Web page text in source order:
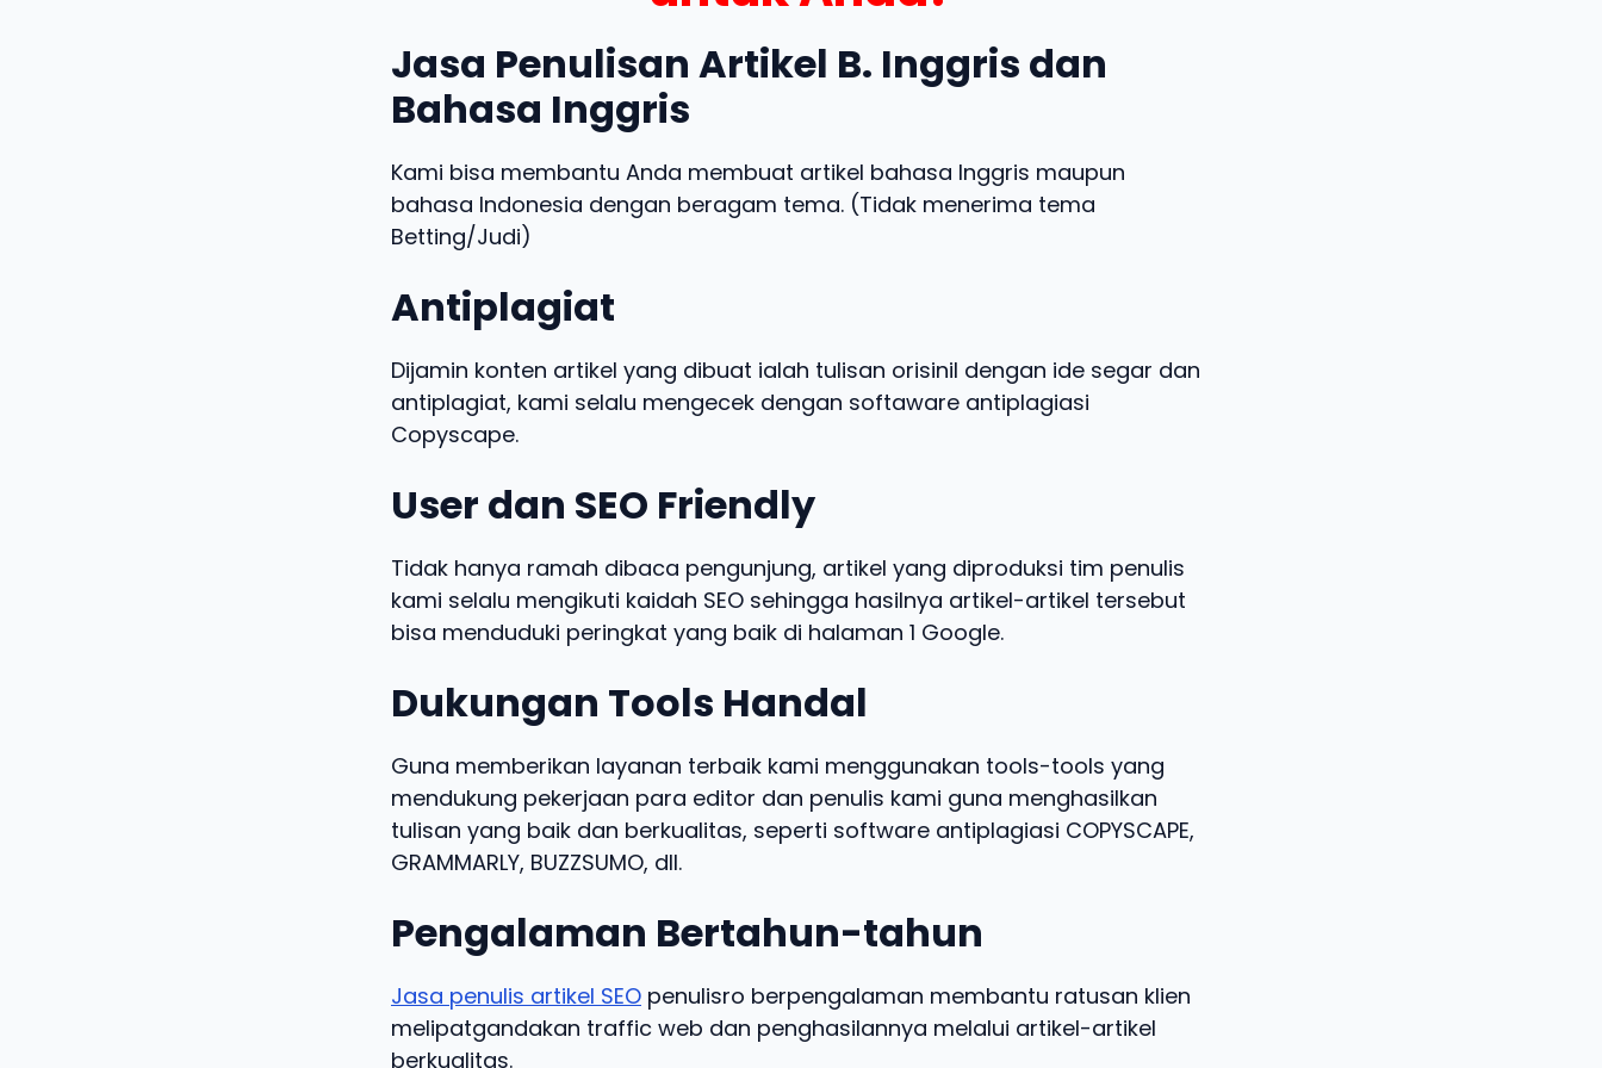
Jasa Penulisan Artikel B. Inggris dan
Bahasa Inggris
Kami bisa membantu Anda membuat artikel bahasa Inggris maupun
bahasa Indonesia dengan beragam tema. (Tidak menerima tema
Betting/Judi)
Antiplagiat
Dijamin konten artikel yang dibuat ialah tulisan orisinil dengan ide segar dan
antiplagiat, kami selalu mengecek dengan softaware antiplagiasi
Copyscape.
User dan SEO Friendly
Tidak hanya ramah dibaca pengunjung, artikel yang diproduksi tim penulis
kami selalu mengikuti kaidah SEO sehingga hasilnya artikel-artikel tersebut
bisa menduduki peringkat yang baik di halaman 1 Google.
Dukungan Tools Handal
Guna memberikan layanan terbaik kami menggunakan tools-tools yang
mendukung pekerjaan para editor dan penulis kami guna menghasilkan
tulisan yang baik dan berkualitas, seperti software antiplagiasi COPYSCAPE,
GRAMMARLY, BUZZSUMO, dll.
Pengalaman Bertahun-tahun
Jasa penulis artikel SEO penulisro berpengalaman membantu ratusan klien
melipatgandakan traffic web dan penghasilannya melalui artikel-artikel
berkualitas.